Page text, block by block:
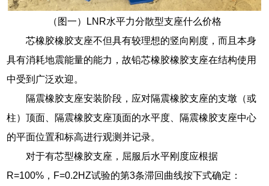
（图一）LNR水平力分散型支座什么价格
芯橡胶橡胶支座不但具有较理想的竖向刚度，而且本身
具有消耗地震能量的能力，故铅芯橡胶橡胶支座在结构使用
中受到广泛欢迎。
隔震橡胶支座安装阶段，应对隔震橡胶支座的支墩（或
柱）顶面、隔震橡胶支座顶面的水平度、隔震橡胶支座中心
的平面位置和标高进行观测并记录。
对于有芯型橡胶支座，屈服后水平刚度应根据
R=100%，F=0.2HZ试验的第3条滞回曲线按下式确定：